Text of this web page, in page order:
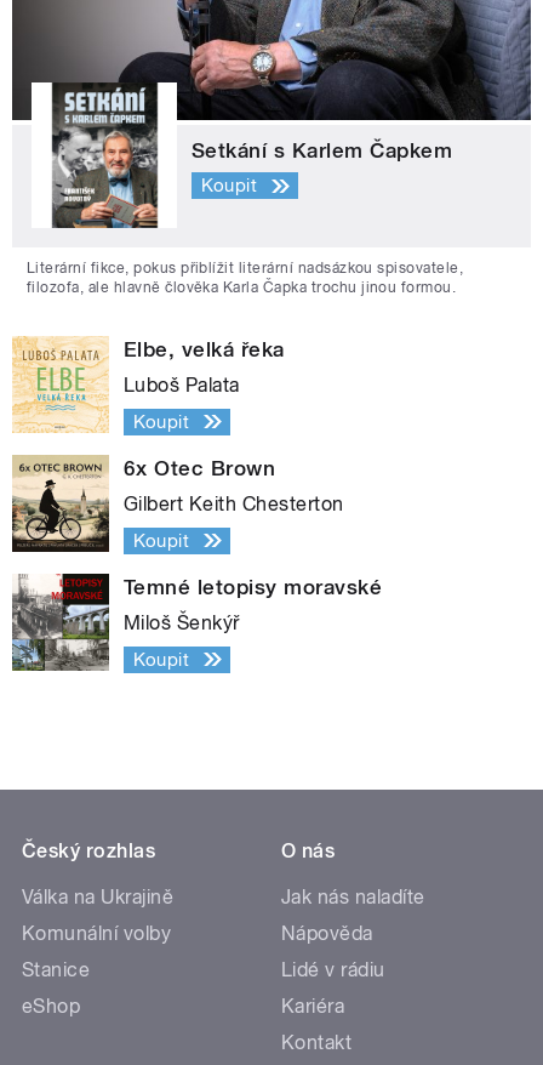
Setkání s Karlem Čapkem
Koupit
Literární fikce, pokus přiblížit literární nadsázkou spisovatele,
filozofa, ale hlavně člověka Karla Čapka trochu jinou formou.
Elbe, velká řeka
Luboš Palata
Koupit
6x Otec Brown
Gilbert Keith Chesterton
Koupit
Temné letopisy moravské
Miloš Šenkýř
Koupit
Český rozhlas
Válka na Ukrajině
Komunální volby
Stanice
eShop
O nás
Jak nás naladíte
Nápověda
Lidé v rádiu
Kariéra
Kontakt